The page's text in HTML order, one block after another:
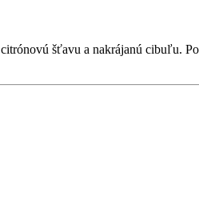
šťavu a nakrájanú cibuľu.